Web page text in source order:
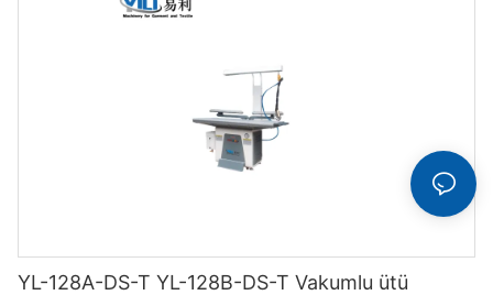
YL-128A-DS-T YL-128B-DS-T Vakumlu ütü